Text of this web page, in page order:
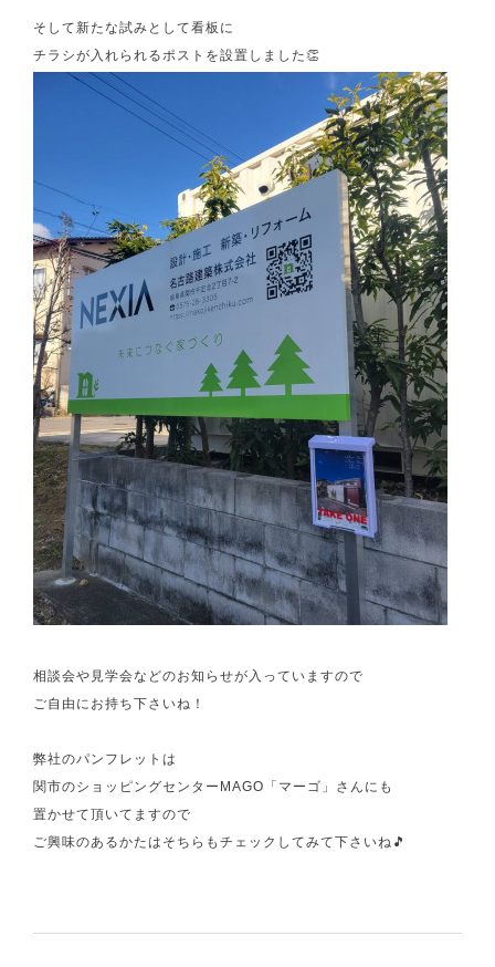
そして新たな試みとして看板に
チラシが入れられるポストを設置しました👏
相談会や見学会などのお知らせが入っていますので
ご自由にお持ち下さいね！
弊社のパンフレットは
関市のショッピングセンターMAGO「マーゴ」さんにも
置かせて頂いてますので
ご興味のあるかたはそちらもチェックしてみて下さいね🎵